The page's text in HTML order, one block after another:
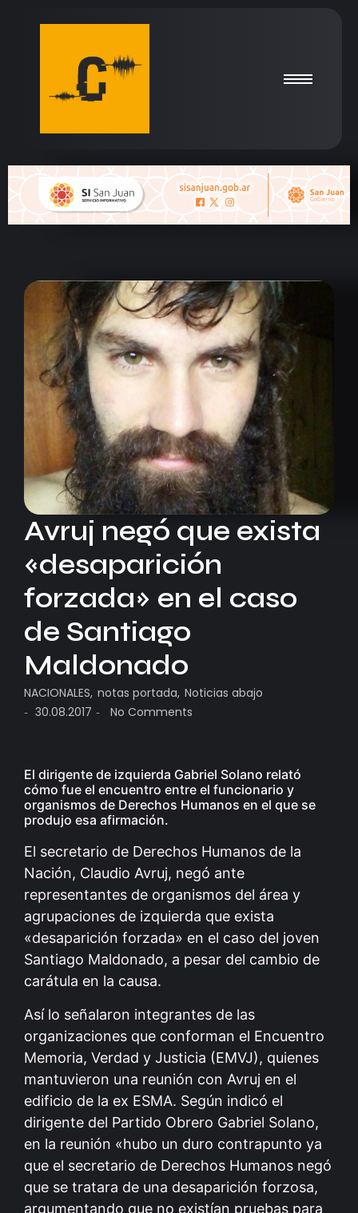
Avruj negó que exista
«desaparición
forzada» en el caso
de Santiago
Maldonado
NACIONALES, notas portada, Noticias abajo
- 30.08.2017 - No Comments
El dirigente de izquierda Gabriel Solano relató
cómo fue el encuentro entre el funcionario y
organismos de Derechos Humanos en el que se
produjo esa afirmación.
El secretario de Derechos Humanos de la
Nación, Claudio Avruj, negó ante
representantes de organismos del área y
agrupaciones de izquierda que exista
«desaparición forzada» en el caso del joven
Santiago Maldonado, a pesar del cambio de
carátula en la causa.
Así lo señalaron integrantes de las
organizaciones que conforman el Encuentro
Memoria, Verdad y Justicia (EMVJ), quienes
mantuvieron una reunión con Avruj en el
edificio de la ex ESMA. Según indicó el
dirigente del Partido Obrero Gabriel Solano,
en la reunión «hubo un duro contrapunto ya
que el secretario de Derechos Humanos negó
que se tratara de una desaparición forzosa,
argumentando que no existían pruebas para